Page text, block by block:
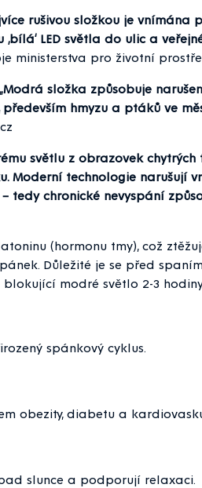
rušivou složkou je
LED světla do ulic a
ministerstva pro životní
„Modrá složka způsobuje
hmyzu a ptáků ve
světlu z obrazovek chytrých
Moderní technologie narušují
tedy chronické nevyspání
(hormonu tmy), což
Důležité je se před
modré světlo 2-3
spánkový cyklus.
obezity, diabetu a
slunce a podporují relaxaci.